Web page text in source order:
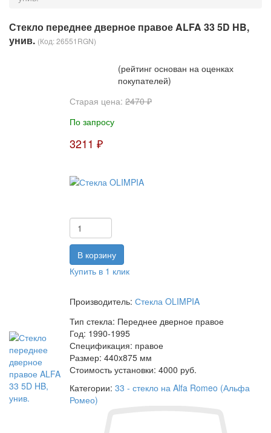
Стекло переднее дверное правое ALFA 33 5D HB,
унив. (Код:26551RGN)
(рейтинг основан на оценках
покупателей)
Старая цена: 2470 ₽
По запросу
3211 ₽
Купить в 1 клик
Производитель: Стекла OLIMPIA
Тип стекла: Переднее дверное правое
Год: 1990-1995
Спецификация: правое
Размер: 440x875 мм
Стоимость установки: 4000 руб.
Категории: 33 - стекло на Alfa Romeo (Альфа
Ромео)